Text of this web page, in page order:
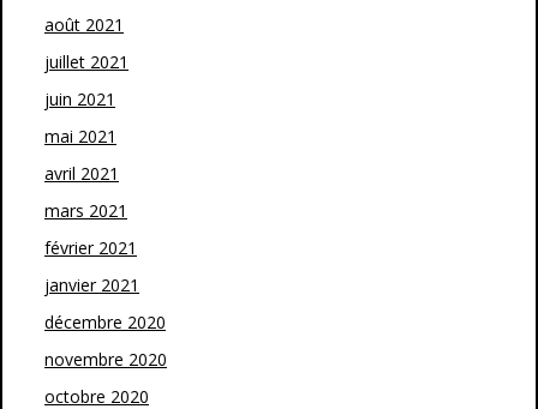
août 2021
juillet 2021
juin 2021
mai 2021
avril 2021
mars 2021
février 2021
janvier 2021
décembre 2020
novembre 2020
octobre 2020